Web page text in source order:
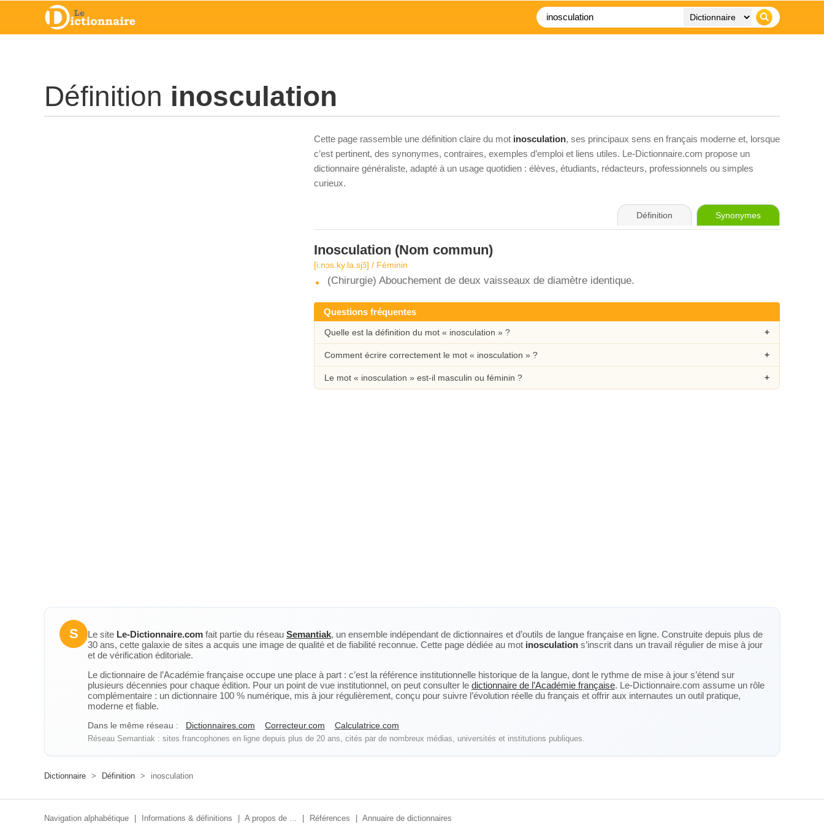
Définition inosculation
Cette page rassemble une définition claire du mot inosculation, ses principaux sens en français moderne et, lorsque
c’est pertinent, des synonymes, contraires, exemples d’emploi et liens utiles. Le-Dictionnaire.com propose un
dictionnaire généraliste, adapté à un usage quotidien : élèves, étudiants, rédacteurs, professionnels ou simples
curieux.
Définition Synonymes
Inosculation (Nom commun)
[i.nɔs.ky.la.sjɔ̃] / Féminin
(Chirurgie) Abouchement de deux vaisseaux de diamètre identique.
Questions fréquentes
Quelle est la définition du mot « inosculation » ?
Comment écrire correctement le mot « inosculation » ?
Le mot « inosculation » est-il masculin ou féminin ?
S Le site Le-Dictionnaire.com fait partie du réseau Semantiak, un ensemble indépendant de dictionnaires et d’outils de langue française en ligne. Construite depuis plus de
30 ans, cette galaxie de sites a acquis une image de qualité et de fiabilité reconnue. Cette page dédiée au mot inosculation s’inscrit dans un travail régulier de mise à jour
et de vérification éditoriale.
Le dictionnaire de l’Académie française occupe une place à part : c’est la référence institutionnelle historique de la langue, dont le rythme de mise à jour s’étend sur
plusieurs décennies pour chaque édition. Pour un point de vue institutionnel, on peut consulter le dictionnaire de l’Académie française. Le-Dictionnaire.com assume un rôle
complémentaire : un dictionnaire 100 % numérique, mis à jour régulièrement, conçu pour suivre l’évolution réelle du français et offrir aux internautes un outil pratique,
moderne et fiable.
Dans le même réseau : Dictionnaires.com Correcteur.com Calculatrice.com
Réseau Semantiak : sites francophones en ligne depuis plus de 20 ans, cités par de nombreux médias, universités et institutions publiques.
Dictionnaire > Définition > inosculation
Navigation alphabétique Informations & définitions A propos de ... Références Annuaire de dictionnaires